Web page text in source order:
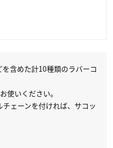
含めた計10種類のラバーコ
使いください。
ェーンを付ければ、サコッ